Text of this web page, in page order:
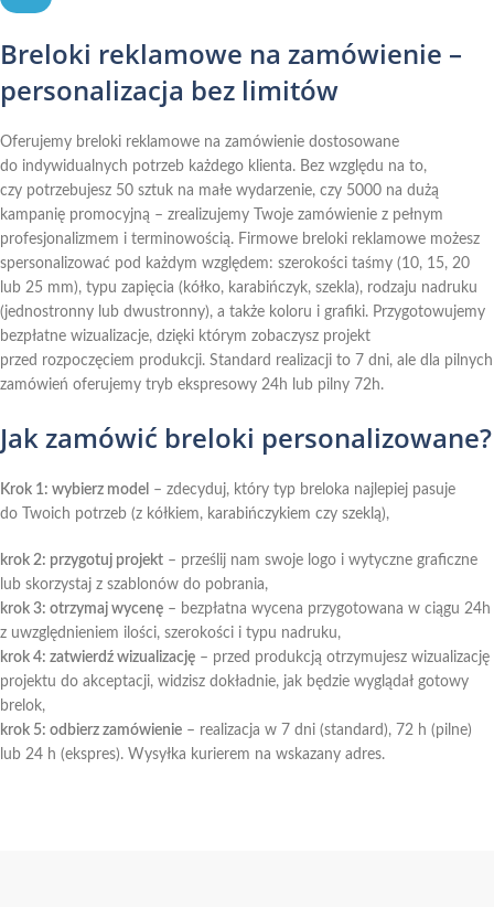
Breloki reklamowe na zamówienie –
personalizacja bez limitów
Oferujemy breloki reklamowe na zamówienie dostosowane
do indywidualnych potrzeb każdego klienta. Bez względu na to,
czy potrzebujesz 50 sztuk na małe wydarzenie, czy 5000 na dużą
kampanię promocyjną – zrealizujemy Twoje zamówienie z pełnym
profesjonalizmem i terminowością. Firmowe breloki reklamowe możesz
spersonalizować pod każdym względem: szerokości taśmy (10, 15, 20
lub 25 mm), typu zapięcia (kółko, karabińczyk, szekla), rodzaju nadruku
(jednostronny lub dwustronny), a także koloru i grafiki. Przygotowujemy
bezpłatne wizualizacje, dzięki którym zobaczysz projekt
przed rozpoczęciem produkcji. Standard realizacji to 7 dni, ale dla pilnych
zamówień oferujemy tryb ekspresowy 24h lub pilny 72h.
Jak zamówić breloki personalizowane?
Krok 1: wybierz model – zdecyduj, który typ breloka najlepiej pasuje
do Twoich potrzeb (z kółkiem, karabińczykiem czy szeklą),
krok 2: przygotuj projekt – prześlij nam swoje logo i wytyczne graficzne
lub skorzystaj z szablonów do pobrania,
krok 3: otrzymaj wycenę – bezpłatna wycena przygotowana w ciągu 24h
z uwzględnieniem ilości, szerokości i typu nadruku,
krok 4: zatwierdź wizualizację – przed produkcją otrzymujesz wizualizację
projektu do akceptacji, widzisz dokładnie, jak będzie wyglądał gotowy
brelok,
krok 5: odbierz zamówienie – realizacja w 7 dni (standard), 72 h (pilne)
lub 24 h (ekspres). Wysyłka kurierem na wskazany adres.